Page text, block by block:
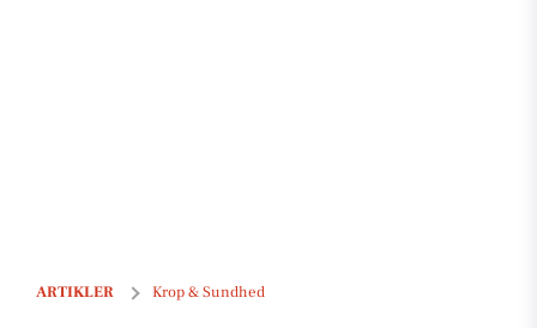
ARTIKLER Krop & Sundhed
Gør træning til en vane med de 3 S’er